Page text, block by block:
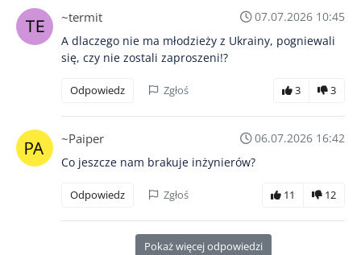
~termit
07.07.2026 10:45
A dlaczego nie ma młodzieży z Ukrainy, pogniewali
się, czy nie zostali zaproszeni!?
Odpowiedz Zgłoś 3 3
~Paiper
06.07.2026 16:42
Co jeszcze nam brakuje inżynierów?
Odpowiedz Zgłoś 11 12
Pokaż więcej odpowiedzi